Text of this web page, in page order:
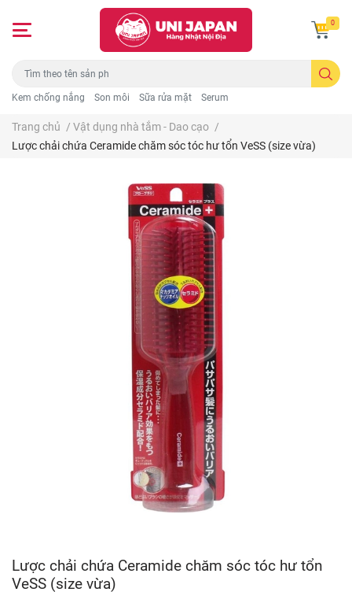
Kem chống nắng Son môi Sữa rửa mặt Serum
0
Trang chủ / Vật dụng nhà tắm - Dao cạo /
Lược chải chứa Ceramide chăm sóc tóc hư tổn VeSS (size vừa)
Lược chải chứa Ceramide chăm sóc tóc hư tổn
VeSS (size vừa)